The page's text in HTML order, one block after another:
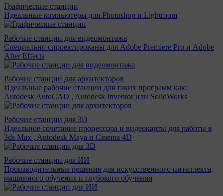
Графические станции
Идеальные компьютеры для Photoshop и Lightroom
Рабочие станции для видеомонтажа
Специально спроектированы для Adobe Premiere Pro и Adobe
After Effects
Рабочие станции для архитекторов
Идеальные рабочие станции для таких программ как:
Autodesk AutoCAD , Autodesk Inventor или SolidWorks
Рабочие станции для 3D
Идеальное сочетание процессора и видеокарты для работы в
3ds Max , Autodesk Maya и Cinema 4D
Рабочие станции для ИИ
Производительные решения для искусственного интеллекта,
машинного обучения и глубокого обучения